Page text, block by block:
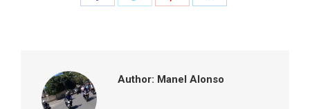
Author: Manel Alonso